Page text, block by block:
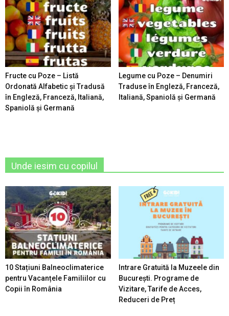
Fructe cu Poze – Listă
Ordonată Alfabetic şi Tradusă
în Engleză, Franceză, Italiană,
Spaniolă şi Germană
Legume cu Poze – Denumiri
Traduse în Engleză, Franceză,
Italiană, Spaniolă şi Germană
Unde iesim cu copilul
10 Stațiuni Balneoclimaterice
pentru Vacanțele Familiilor cu
Copii în România
Intrare Gratuită la Muzeele din
București. Programe de
Vizitare, Tarife de Acces,
Reduceri de Preț